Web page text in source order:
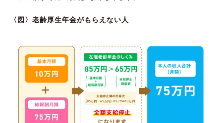
〈図〉老齢厚生年金がもらえない人